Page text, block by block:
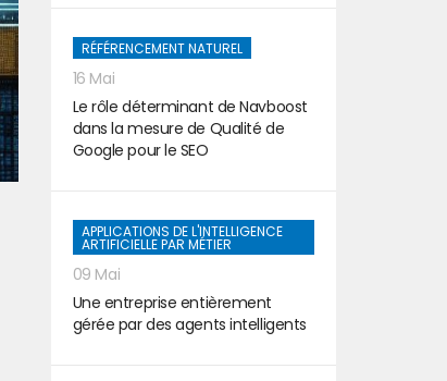
RÉFÉRENCEMENT NATUREL
16 Mai
Le rôle déterminant de Navboost
dans la mesure de Qualité de
Google pour le SEO
APPLICATIONS DE L'INTELLIGENCE
ARTIFICIELLE PAR MÉTIER
09 Mai
Une entreprise entièrement
gérée par des agents intelligents